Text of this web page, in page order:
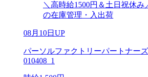
＼高時給1500円＆土日祝休み
の在庫管理・入出荷
08月10日UP
パーソルファクトリーパートナー
010408_1